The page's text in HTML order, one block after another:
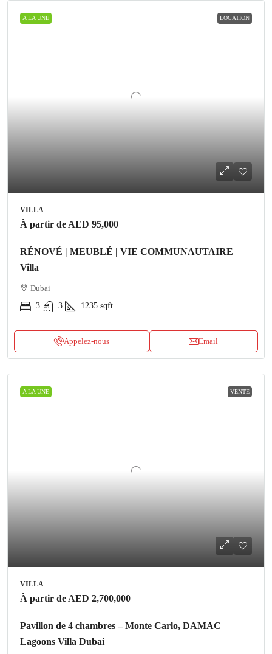
A LA UNE LOCATION
VILLA
À partir de AED 95,000
RÉNOVÉ | MEUBLÉ | VIE COMMUNAUTAIRE
Villa
Dubai
3
3 1235 sqft
Appelez-nous Email
A LA UNE VENTE
VILLA
À partir de AED 2,700,000
Pavillon de 4 chambres – Monte Carlo, DAMAC
Lagoons Villa Dubai